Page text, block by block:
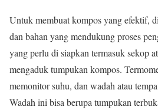
Untuk membuat kompos yang efektif,
dan bahan yang mendukung proses
yang perlu di siapkan termasuk sekop
mengaduk tumpukan kompos.
memonitor suhu, dan wadah atau
Wadah ini bisa berupa tumpukan